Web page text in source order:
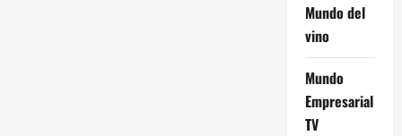
Mundo del
vino
Mundo
Empresarial
TV